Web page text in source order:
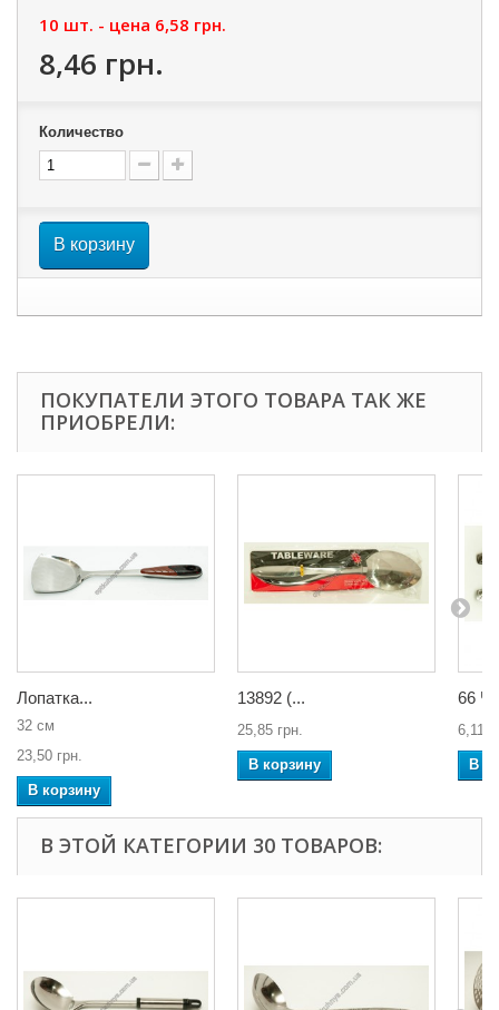
10 шт. - цена 6,58 грн.
8,46 грн.
Количество
В корзину
ПОКУПАТЕЛИ ЭТОГО ТОВАРА ТАК ЖЕ
ПРИОБРЕЛИ:
Лопатка...
32 см
23,50 грн.
В корзину
13892 (...
25,85 грн.
В корзину
66
6,11
В
В ЭТОЙ КАТЕГОРИИ 30 ТОВАРОВ: